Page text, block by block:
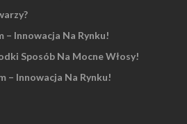
– Innowacja Na Rynku!
Sposób Na Mocne Włosy!
– Innowacja Na Rynku!